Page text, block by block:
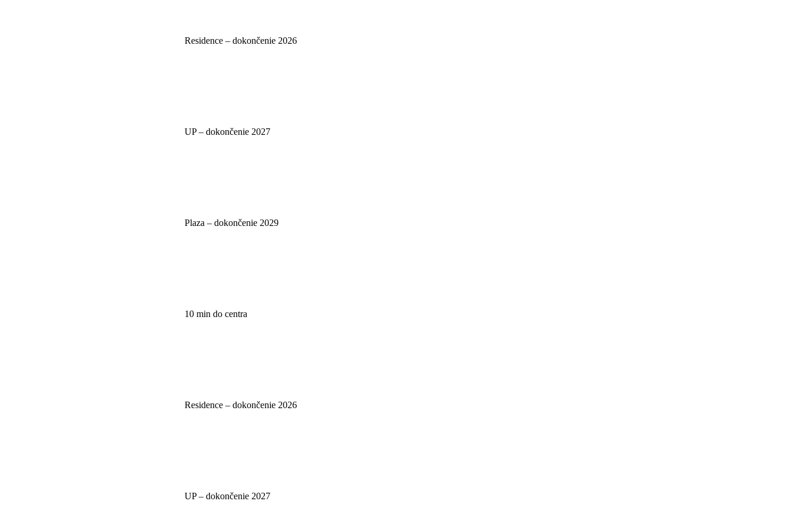
Residence – dokončenie 2026
UP – dokončenie 2027
Plaza – dokončenie 2029
10 min do centra
Residence – dokončenie 2026
UP – dokončenie 2027